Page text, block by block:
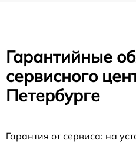
Гарантийные
сервисного
Петербурге
Гарантия от сервиса: на